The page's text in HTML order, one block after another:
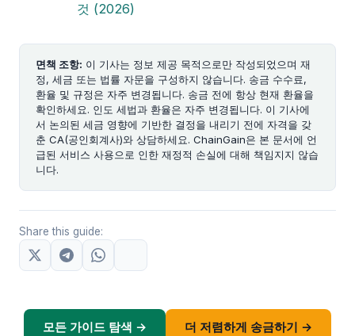
것 (2026)
면책 조항: 이 기사는 정보 제공 목적으로만 작성되었으며 재
정, 세금 또는 법률 자문을 구성하지 않습니다. 송금 수수료,
환율 및 규정은 자주 변경됩니다. 송금 전에 항상 현재 환율을
확인하세요. 인도 세법과 환율은 자주 변경됩니다. 이 기사에
서 논의된 세금 영향에 기반한 결정을 내리기 전에 자격을 갖
춘 CA(공인회계사)와 상담하세요. ChainGain은 본 문서에 언
급된 서비스 사용으로 인한 재정적 손실에 대해 책임지지 않습
니다.
Share this guide:
모든 가이드 탐색 → 더 저렴하게 송금하기 →